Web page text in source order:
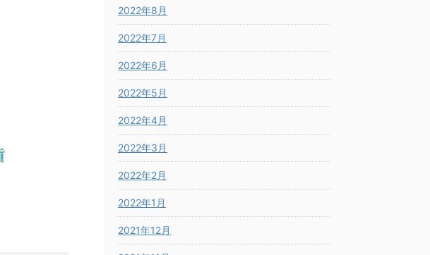
2022年8月
2022年7月
2022年6月
2022年5月
2022年4月
2022年3月
2022年2月
2022年1月
2021年12月